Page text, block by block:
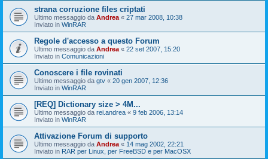
strana corruzione files criptati
Ultimo messaggio da Andrea « 27 mar 2008, 10:38
Inviato in WinRAR
Regole d'accesso a questo Forum
Ultimo messaggio da Andrea « 22 set 2007, 15:20
Inviato in Comunicazioni
Conoscere i file rovinati
Ultimo messaggio da gtv « 20 gen 2007, 12:36
Inviato in WinRAR
[REQ] Dictionary size > 4M...
Ultimo messaggio da rei.andrea « 9 feb 2006, 13:14
Inviato in WinRAR
Attivazione Forum di supporto
Ultimo messaggio da Andrea « 14 mag 2002, 22:21
Inviato in RAR per Linux, per FreeBSD e per MacOSX